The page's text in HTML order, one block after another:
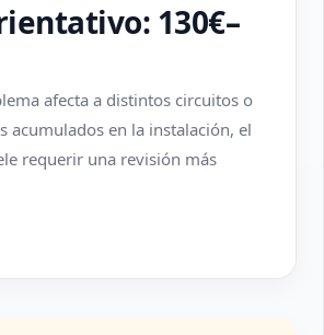
130€–
afecta a distintos circuitos o
acumulados en la instalación, el
requerir una revisión más